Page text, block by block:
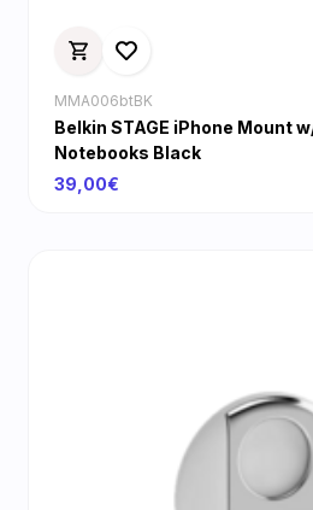
MMA006btBK
Belkin STAGE iPhone Mount
Notebooks Black
39,00€